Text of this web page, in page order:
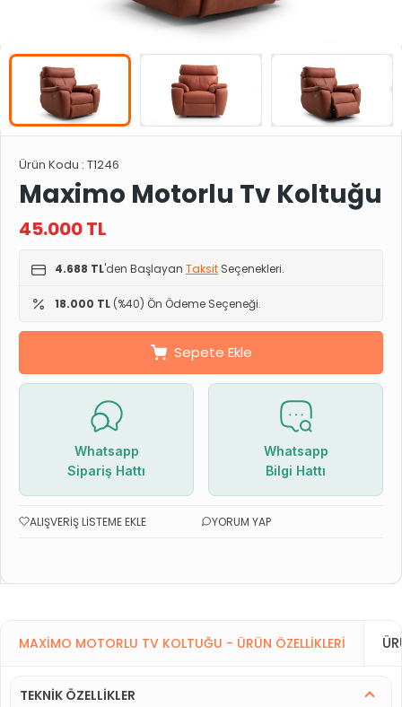
Ürün Kodu : T1246
Maximo Motorlu Tv Koltuğu
45.000TL
4.688 TL'den Başlayan Taksit Seçenekleri.
18.000 TL (%40) Ön Ödeme Seçeneği.
Sepete Ekle
Whatsapp
Sipariş Hattı
Whatsapp
Bilgi Hattı
ALIŞVERIŞ LISTEME EKLE YORUM YAP
MAXIMO MOTORLU TV KOLTUĞU - ÜRÜN ÖZELLIKLERI
TEKNİK ÖZELLİKLER